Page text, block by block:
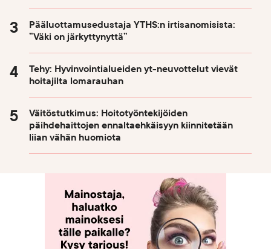
Pääluottamusedustaja YTHS:n irtisanomisista:
”Väki on järkyttynyttä”
Tehy: Hyvinvointialueiden yt-neuvottelut vievät
hoitajilta lomarauhan
Väitöstutkimus: Hoitotyöntekijöiden
päihdehaittojen ennaltaehkäisyyn kiinnitetään
liian vähän huomiota